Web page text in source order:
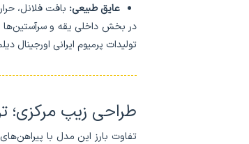
عایق طبیعی: بافت فلانل،
در بخش داخلی یقه و سرآستین‌ها
تولیدات پرمیوم ایرانی اورجینال
طراحی زیپ مرکزی؛
تفاوت بارز این مدل با